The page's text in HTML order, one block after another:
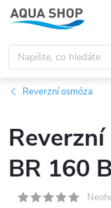
Přejít
na
obsah
Reverzní osmóza
BR 160